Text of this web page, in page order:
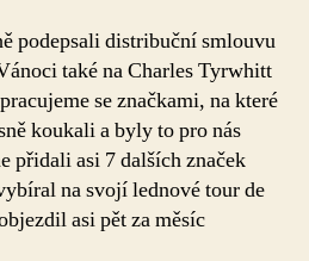
podepsali distribuční smlouvu
také na Charles Tyrwhitt
se značkami, na které
koukali a byly to pro nás
přidali asi 7 dalších značek
na svojí lednové tour de
asi pět za měsíc